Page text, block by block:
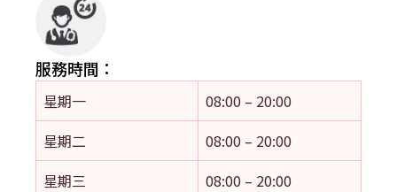
服務時間：
星期一
08:00 – 20:00
星期二
08:00 – 20:00
星期三
08:00 – 20:00